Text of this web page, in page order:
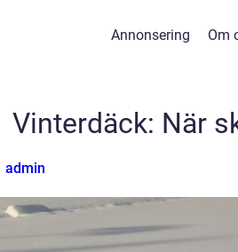
Annonsering Om
Vinterdäck: När
admin